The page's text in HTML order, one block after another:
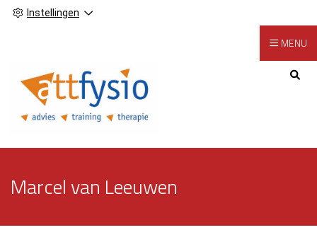
Instellingen
Hoofdmenu
MENU
Marcel van Leeuwen